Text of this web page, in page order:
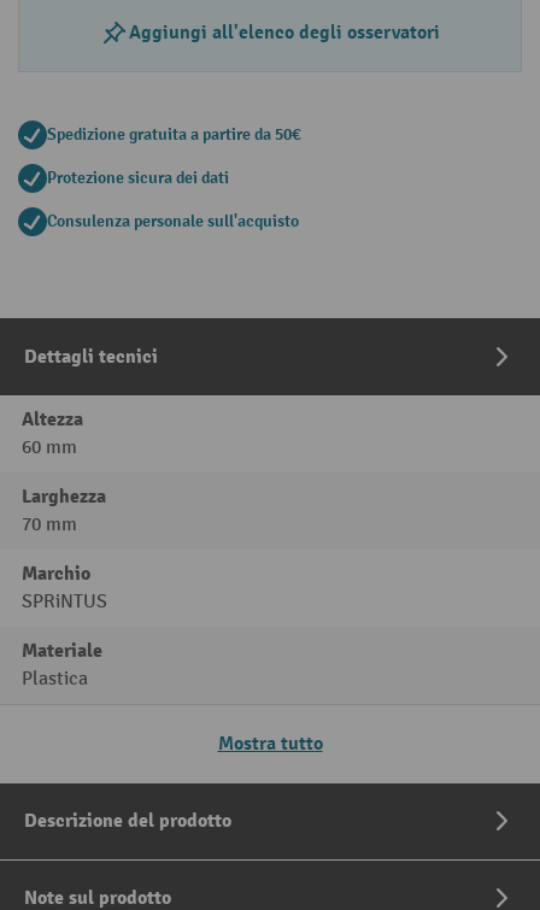
Aggiungi all'elenco degli osservatori
Spedizione gratuita a partire da 50€
Protezione sicura dei dati
Consulenza personale sull'acquisto
Dettagli tecnici
Altezza
60 mm
Larghezza
70 mm
Marchio
SPRiNTUS
Materiale
Plastica
Mostra tutto
Descrizione del prodotto
Note sul prodotto